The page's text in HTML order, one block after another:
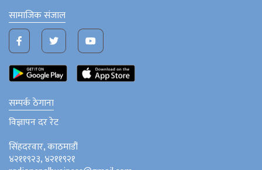
सामाजिक संजाल
सम्पर्क ठेगाना
विज्ञापन दर रेट
सिंहदरवार, काठमाडौं
४२११९२३, ४२११९२१